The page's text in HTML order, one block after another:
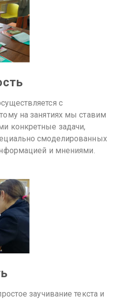
с
на занятиях мы ставим
конкретные задачи,
смоделированных
и мнениями.
заучивание текста и